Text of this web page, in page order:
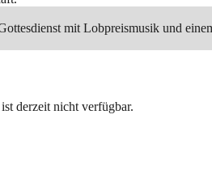
mit Lobpreismusik und
derzeit nicht verfügbar.